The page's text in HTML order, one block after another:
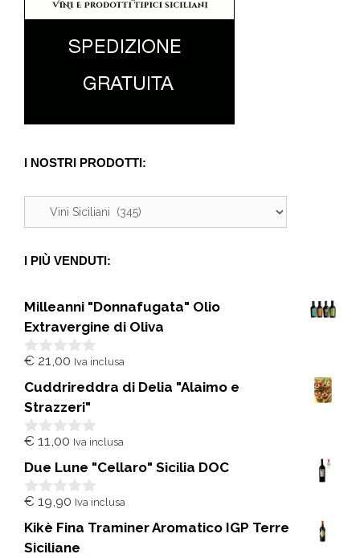
I NOSTRI PRODOTTI:
I PIÙ VENDUTI:
Milleanni "Donnafugata" Olio
Extravergine di Oliva
0
u
5
€ 21,00 Iva inclusa
Cuddrireddra di Delia "Alaimo e
Strazzeri"
0
u
5
€ 11,00 Iva inclusa
Due Lune "Cellaro" Sicilia DOC
0
u
5
€ 19,90 Iva inclusa
Kikè Fina Traminer Aromatico IGP Terre
Siciliane